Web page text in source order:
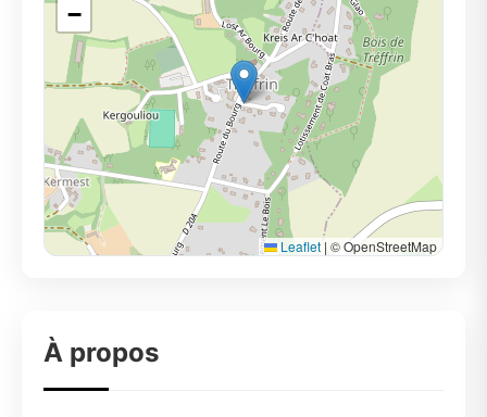
−
Leaflet | © OpenStreetMap
À propos